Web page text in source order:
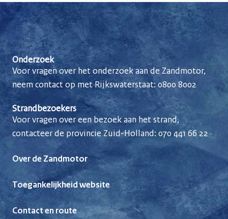
Onderzoek
Voor vragen over het onderzoek aan de Zandmotor,
neem contact op met Rijkswaterstaat: 0800 8002
Strandbezoekers
Voor vragen over een bezoek aan het strand,
contacteer de provincie Zuid-Holland: 070 441 66 22
Over de Zandmotor
Toegankelijkheid website
Contact en route